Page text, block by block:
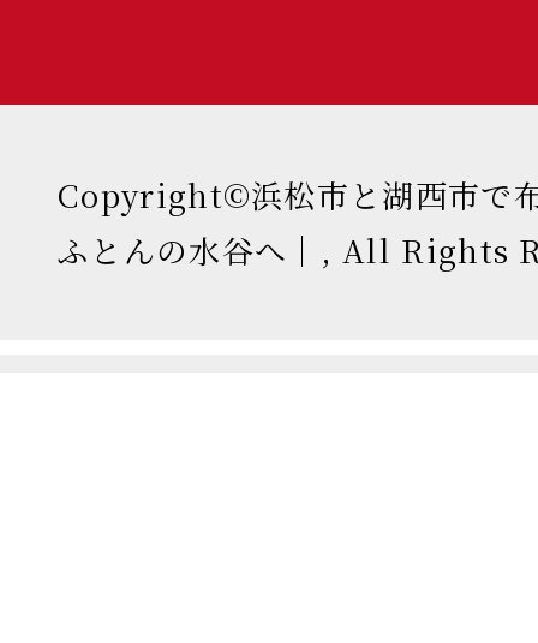
Copyright©浜松市と湖西市で
ふとんの水谷へ｜, All Rights